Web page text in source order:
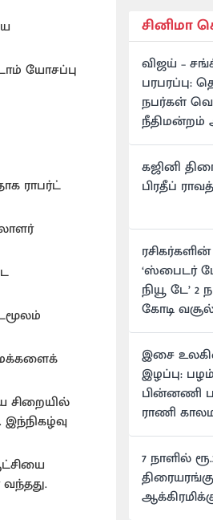
யோசப்பு
ராபர்ட்
சிறையில்
சினிமா
விஜய் –
பரபரப்பு:
நபர்கள்
நீதிமன்றம்
கஜினி
பிரதீப்
‘ஸ்பைடர்
நியூ டே’ 2
கோடி
இசை
இழப்பு:
பின்னணி
ராணி
7 நாளில்